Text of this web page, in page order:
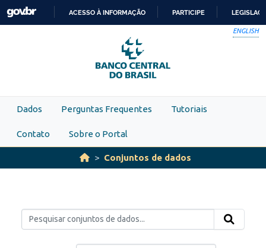
Skip to main content
PARA
O
CONTEÚDO
ACESSO À INFORMAÇÃO PARTICIPE
ENGLISH
Dados Perguntas Frequentes Tutoriais
Contato Sobre o Portal
Conjuntos de dados